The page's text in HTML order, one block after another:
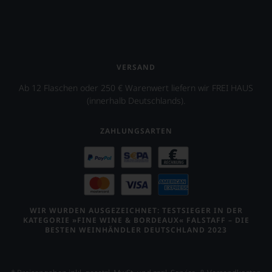
VERSAND
Ab 12 Flaschen oder 250 € Warenwert liefern wir FREI HAUS
(innerhalb Deutschlands).
ZAHLUNGSARTEN
WIR WURDEN AUSGEZEICHNET: TESTSIEGER IN DER
KATEGORIE »FINE WINE & BORDEAUX« FALSTAFF – DIE
BESTEN WEINHÄNDLER DEUTSCHLAND 2023